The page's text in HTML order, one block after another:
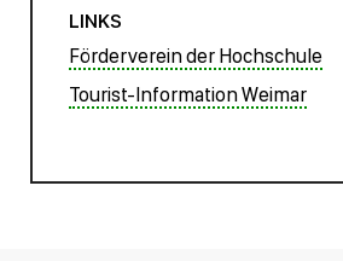
LINKS
Förderverein der Hochschule
Tourist-Information Weimar